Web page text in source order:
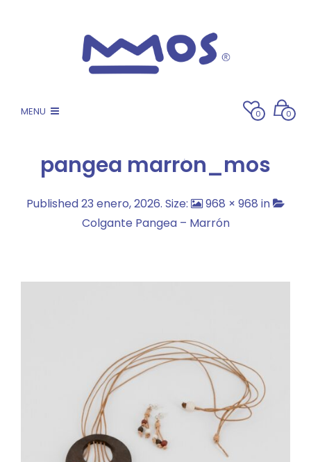
MENU 0 0
pangea marrón_mos
Published23 enero, 2026. Size: 968 × 968 in
Colgante Pangea – Marrón